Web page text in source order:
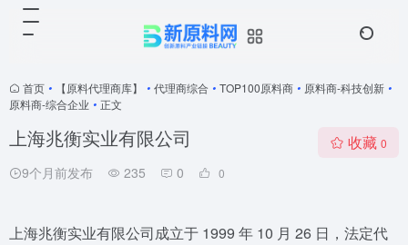
首页 • 【原料代理商库】 • 代理商综合 • TOP100原料商 • 原料商-科技创新 •
原料商-综合企业 • 正文
上海兆衡实业有限公司
9个月前发布 235 0 0
收藏 0
上海兆衡实业有限公司成立于 1999 年 10 月 26 日，法定代